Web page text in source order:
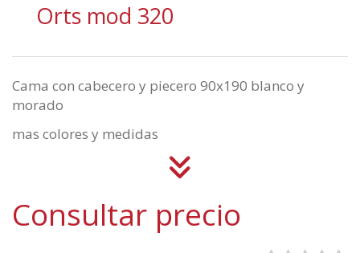
Orts mod 320
Cama con cabecero y piecero 90x190 blanco y
morado
mas colores y medidas
Consultar precio